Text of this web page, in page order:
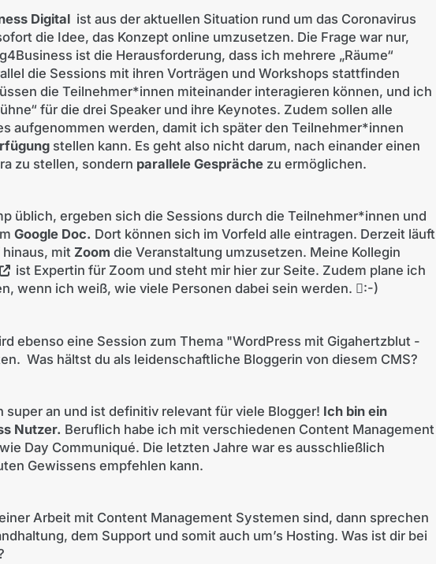
Digital ist aus der aktuellen Situation rund um das Coronavirus
die Idee, das Konzept online umzusetzen. Die Frage war nur,
ist die Herausforderung, dass ich mehrere „Räume“
die Sessions mit ihren Vorträgen und Workshops stattfinden
die Teilnehmer*innen miteinander interagieren können, und ich
für die drei Speaker und ihre Keynotes. Zudem sollen alle
aufgenommen werden, damit ich später den Teilnehmer*innen
stellen kann. Es geht also nicht darum, nach einander einen
zu stellen, sondern parallele Gesprächezu ermöglichen.
üblich, ergeben sich die Sessions durch die Teilnehmer*innen und
Google Doc. Dort können sich im Vorfeld alle eintragen. Derzeit läuft
hinaus, mit Zoom die Veranstaltung umzusetzen. Meine Kollegin
ist Expertin für Zoom und steht mir hier zur Seite. Zudem plane ich
wenn ich weiß, wie viele Personen dabei sein werden. :-)
ebenso eine Session zum Thema "WordPress mit Gigahertzblut -
Was hältst du als leidenschaftliche Bloggerin von diesem CMS?
super an und ist definitiv relevant für viele Blogger! Ich bin ein
Nutzer. Beruflich habe ich mit verschiedenen Content Management
Day Communiqué. Die letzten Jahre war es ausschließlich
Gewissens empfehlen kann.
Arbeit mit Content Management Systemen sind, dann sprechen
dem Support und somit auch um’s Hosting. Was ist dir bei